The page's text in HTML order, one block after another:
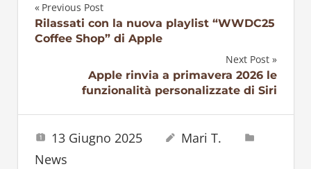
Navigazione
Previous Post
Rilassati con la nuova playlist “WWDC25
Coffee Shop” di Apple
Next Post
Apple rinvia a primavera 2026 le
funzionalità personalizzate di Siri
13 Giugno 2025
Mari T.
News